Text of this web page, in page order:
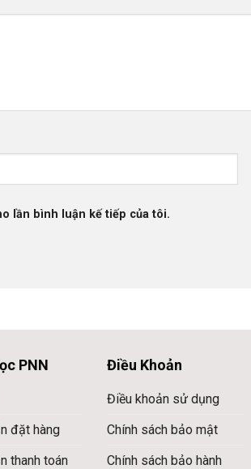
lần bình luận kế tiếp của tôi.
PNN
đặt hàng
thanh toán
Điều Khoản
Điều khoản sử dụng
Chính sách bảo mật
Chính sách bảo hành